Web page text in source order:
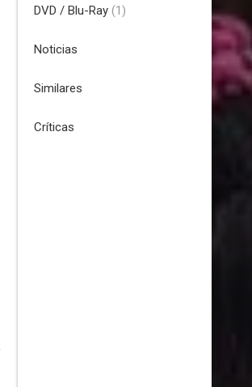
DVD / Blu-Ray (1)
Noticias
Similares
Críticas